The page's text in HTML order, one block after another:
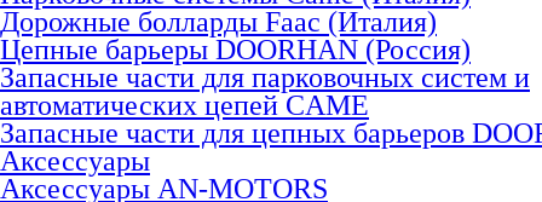
Дорожные болларды Faac (Италия)
Цепные барьеры DOORHAN (Россия)
Запасные части для парковочных систем и
автоматических цепей CAME
Запасные части для цепных барьеров
Аксессуары
Аксессуары AN-MOTORS